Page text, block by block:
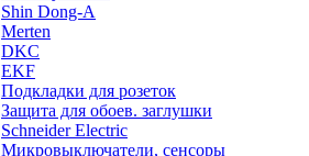
Shin Dong-A
Merten
DKC
EKF
Подкладки для розеток
Защита для обоев. заглушки
Schneider Electric
Микровыключатели, сенсоры